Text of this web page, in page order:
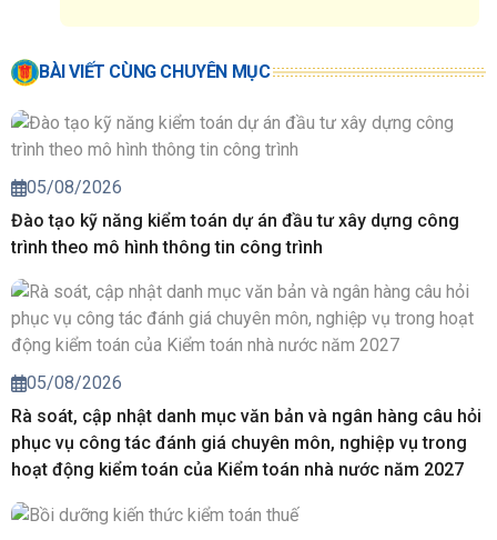
BÀI VIẾT CÙNG CHUYÊN MỤC
05/08/2026
Đào tạo kỹ năng kiểm toán dự án đầu tư xây dựng công
trình theo mô hình thông tin công trình
05/08/2026
Rà soát, cập nhật danh mục văn bản và ngân hàng câu hỏi
phục vụ công tác đánh giá chuyên môn, nghiệp vụ trong
hoạt động kiểm toán của Kiểm toán nhà nước năm 2027